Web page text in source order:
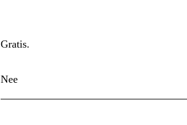
Gratis.
Nee